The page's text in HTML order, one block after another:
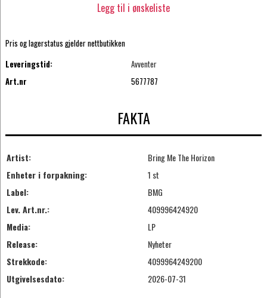
Legg til i ønskeliste
Pris og lagerstatus gjelder nettbutikken
Leveringstid:
Avventer
Art.nr
5677787
FAKTA
Artist:
Bring Me The Horizon
Enheter i forpakning:
1 st
Label:
BMG
Lev. Art.nr.:
409996424920
Media:
LP
Release:
Nyheter
Strekkode:
4099964249200
Utgivelsesdato:
2026-07-31